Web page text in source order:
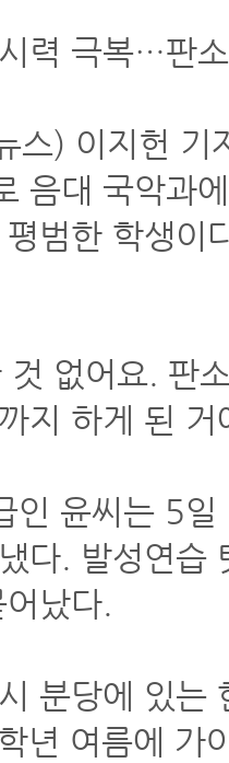
력 극복…판
스) 이지헌
음대 국악과
범한 학생이
것 없어요. 판
지 하게 된 거
인 윤씨는 5
다. 발성연습
났다.
분당에 있는
년 여름에 가